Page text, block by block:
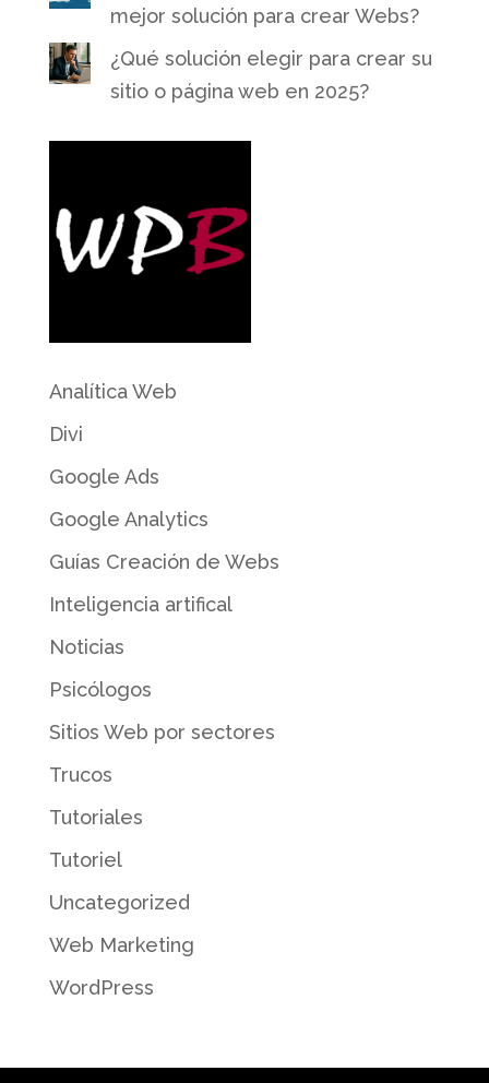
mejor solución para crear Webs?
¿Qué solución elegir para crear su
sitio o página web en 2025?
Analítica Web
Divi
Google Ads
Google Analytics
Guías Creación de Webs
Inteligencia artifical
Noticias
Psicólogos
Sitios Web por sectores
Trucos
Tutoriales
Tutoriel
Uncategorized
Web Marketing
WordPress